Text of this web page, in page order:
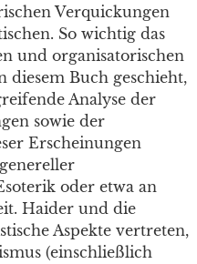
Verquickungen
So wichtig das
und organisatorischen
diesem Buch geschieht,
Analyse der
sowie der
Erscheinungen
oder etwa an
Haider und die
Aspekte vertreten,
(einschließlich